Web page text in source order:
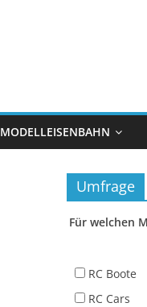
MODELLEISENBAHN
Umfrage
Für welchen
RC Boote
RC Cars